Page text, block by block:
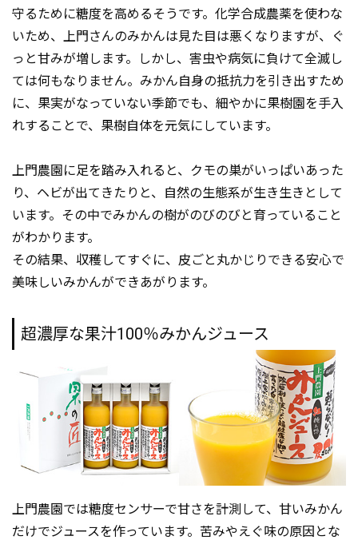
守るために糖度を高めるそうです。化学合成農薬を使わな
いため、上門さんのみかんは見た目は悪くなりますが、ぐ
っと甘みが増します。しかし、害虫や病気に負けて全滅し
ては何もなりません。みかん自身の抵抗力を引き出すため
に、果実がなっていない季節でも、細やかに果樹園を手入
れすることで、果樹自体を元気にしています。
上門農園に足を踏み入れると、クモの巣がいっぱいあった
り、ヘビが出てきたりと、自然の生態系が生き生きとして
います。その中でみかんの樹がのびのびと育っていること
がわかります。
その結果、収穫してすぐに、皮ごと丸かじりできる安心で
美味しいみかんができあがります。
超濃厚な果汁100％みかんジュース
上門農園では糖度センサーで甘さを計測して、甘いみかん
だけでジュースを作っています。苦みやえぐ味の原因とな